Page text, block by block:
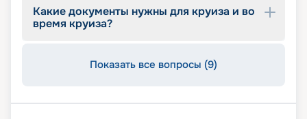
Какие документы нужны для круиза и во
время круиза?
Показать все вопросы (9)